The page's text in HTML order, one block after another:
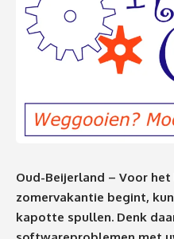
Oud-Beijerland – Voor
zomervakantie begint,
kapotte spullen. Denk